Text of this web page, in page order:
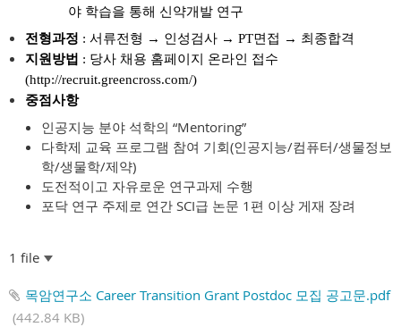
야 학습을 통해 신약개발 연구
전형과정 : 서류전형 → 인성검사 → PT면접 → 최종합격
지원방법 : 당사 채용 홈페이지 온라인 접수
(http://recruit.greencross.com/)
중점사항
인공지능 분야 석학의 “Mentoring”
다학제 교육 프로그램 참여 기회(인공지능/컴퓨터/생물정보
학/생물학/제약)
도전적이고 자유로운 연구과제 수행
포닥 연구 주제로 연간 SCI급 논문 1편 이상 게재 장려
1 file
목암연구소 Career Transition Grant Postdoc 모집 공고문.pdf
(442.84 KB)